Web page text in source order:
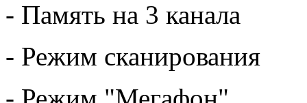
- Память на 3 канала
- Режим сканирования